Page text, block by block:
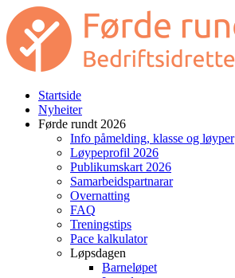
Startside
Nyheiter
Førde rundt 2026
Info påmelding, klasse og løyper
Løypeprofil 2026
Publikumskart 2026
Samarbeidspartnarar
Overnatting
FAQ
Treningstips
Pace kalkulator
Løpsdagen
Barneløpet